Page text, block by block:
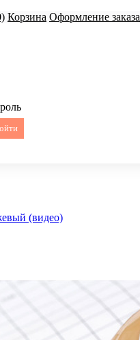
Корзина Оформление заказа
(видео)